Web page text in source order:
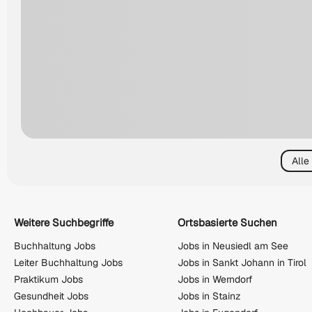
Alle
Weitere Suchbegriffe
Buchhaltung Jobs
Leiter Buchhaltung Jobs
Praktikum Jobs
Gesundheit Jobs
Ortsbasierte Suchen
Jobs in Neusiedl am See
Jobs in Sankt Johann in Tirol
Jobs in Werndorf
Jobs in Stainz